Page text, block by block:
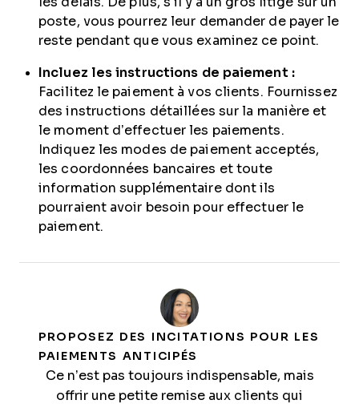
poste, vous pourrez leur demander de payer le
reste pendant que vous examinez ce point.
Incluez les instructions de paiement :
Facilitez le paiement à vos clients. Fournissez
des instructions détaillées sur la manière et
le moment d’effectuer les paiements.
Indiquez les modes de paiement acceptés,
les coordonnées bancaires et toute
information supplémentaire dont ils
pourraient avoir besoin pour effectuer le
paiement.
PROPOSEZ DES INCITATIONS POUR LES
PAIEMENTS ANTICIPÉS
Ce n’est pas toujours indispensable, mais
offrir une petite remise aux clients qui